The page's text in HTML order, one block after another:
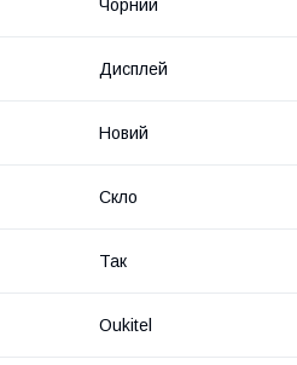
Чорний
Дисплей
Новий
Скло
Так
Oukitel